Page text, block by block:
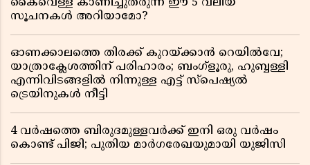
കൈവെള്ള കാണിച്ചുതരുന്ന ഈ 5 വലിയ
സൂചനകൾ അറിയാമോ?
ഓണക്കാലത്തെ തിരക്ക് കുറയ്ക്കാൻ റെയിൽവേ;
യാത്രാക്ലേശത്തിന് പരിഹാരം; ബംഗ്ളൂരു, ഹുബ്ബള്ളി
എന്നിവിടങ്ങളിൽ നിന്നുള്ള എട്ട് സ്പെഷ്യൽ
ട്രെയിനുകൾ നീട്ടി
4 വർഷത്തെ ബിരുദമുള്ളവർക്ക് ഇനി ഒരു വർഷം
കൊണ്ട് പിജി; പുതിയ മാർഗരേഖയുമായി യുജിസി